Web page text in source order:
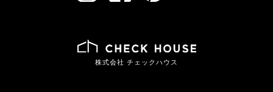
株式会社 チェックハウス